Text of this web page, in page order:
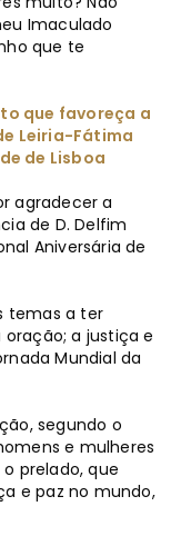
Imaculado
que te
que favoreça a
Leiria-Fátima
de Lisboa
agradecer a
de D. Delfim
Aniversária de
temas a ter
a justiça e
Mundial da
segundo o
e mulheres
prelado, que
e paz no mundo,